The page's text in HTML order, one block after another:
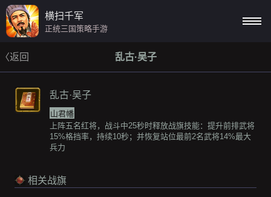
横扫千军
正统三国策略手游
〈返回 乱古·吴子
乱古·吴子
山君幡
上阵五名红将，战斗中25秒时释放战旗技能：提升前排武将
15%格挡率，持续10秒；并恢复站位最前2名武将14%最大
兵力
相关战旗